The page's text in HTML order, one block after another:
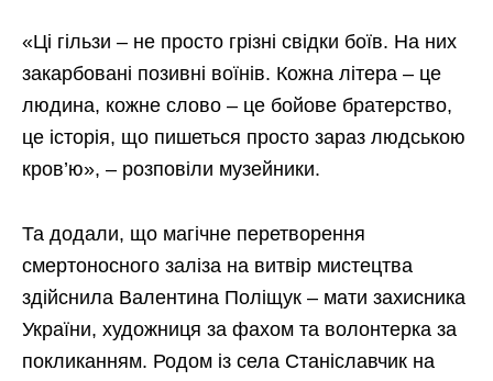
«Ці гільзи – не просто грізні свідки боїв. На них
закарбовані позивні воїнів. Кожна літера – це
людина, кожне слово – це бойове братерство,
це історія, що пишеться просто зараз людською
кров’ю», – розповіли музейники.
Та додали, що магічне перетворення
смертоносного заліза на витвір мистецтва
здійснила Валентина Поліщук – мати захисника
України, художниця за фахом та волонтерка за
покликанням. Родом із села Станіславчик на